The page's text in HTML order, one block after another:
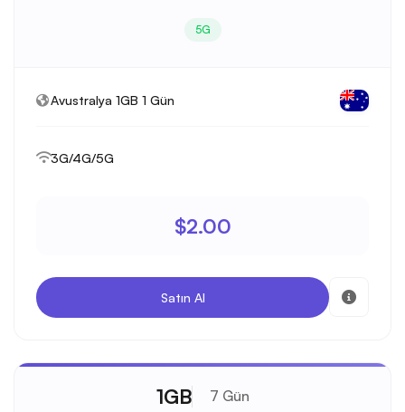
5G
Avustralya 1GB 1 Gün
3G/4G/5G
$2.00
Satın Al
1GB 7 Gün